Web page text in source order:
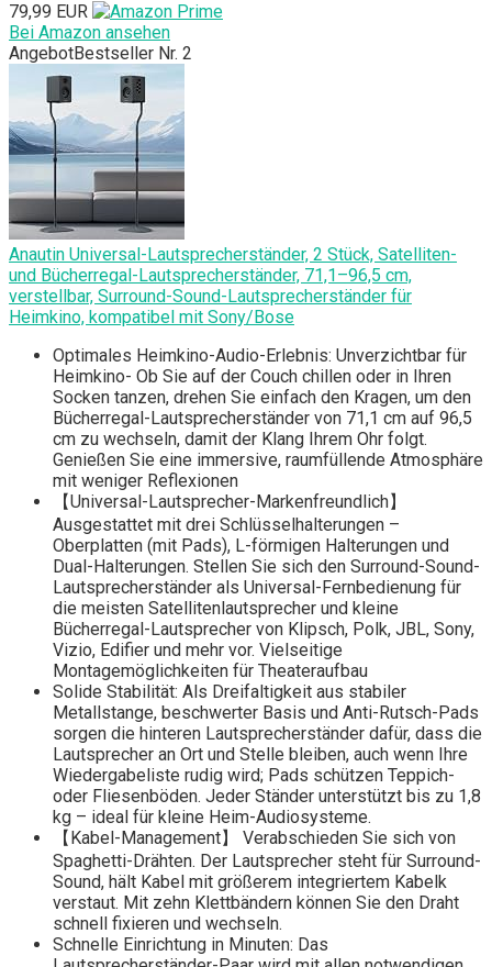
79,99 EUR
Bei Amazon ansehen
AngebotBestseller Nr. 2
Anautin Universal-Lautsprecherständer, 2 Stück, Satelliten-
und Bücherregal-Lautsprecherständer, 71,1–96,5 cm,
verstellbar, Surround-Sound-Lautsprecherständer für
Heimkino, kompatibel mit Sony/Bose
Optimales Heimkino-Audio-Erlebnis: Unverzichtbar für
Heimkino- Ob Sie auf der Couch chillen oder in Ihren
Socken tanzen, drehen Sie einfach den Kragen, um den
Bücherregal-Lautsprecherständer von 71,1 cm auf 96,5
cm zu wechseln, damit der Klang Ihrem Ohr folgt.
Genießen Sie eine immersive, raumfüllende Atmosphäre
mit weniger Reflexionen
【Universal-Lautsprecher-Markenfreundlich】
Ausgestattet mit drei Schlüsselhalterungen –
Oberplatten (mit Pads), L-förmigen Halterungen und
Dual-Halterungen. Stellen Sie sich den Surround-Sound-
Lautsprecherständer als Universal-Fernbedienung für
die meisten Satellitenlautsprecher und kleine
Bücherregal-Lautsprecher von Klipsch, Polk, JBL, Sony,
Vizio, Edifier und mehr vor. Vielseitige
Montagemöglichkeiten für Theateraufbau
Solide Stabilität: Als Dreifaltigkeit aus stabiler
Metallstange, beschwerter Basis und Anti-Rutsch-Pads
sorgen die hinteren Lautsprecherständer dafür, dass die
Lautsprecher an Ort und Stelle bleiben, auch wenn Ihre
Wiedergabeliste rudig wird; Pads schützen Teppich-
oder Fliesenböden. Jeder Ständer unterstützt bis zu 1,8
kg – ideal für kleine Heim-Audiosysteme.
【Kabel-Management】 Verabschieden Sie sich von
Spaghetti-Drähten. Der Lautsprecher steht für Surround-
Sound, hält Kabel mit größerem integriertem Kabelk
verstaut. Mit zehn Klettbändern können Sie den Draht
schnell fixieren und wechseln.
Schnelle Einrichtung in Minuten: Das